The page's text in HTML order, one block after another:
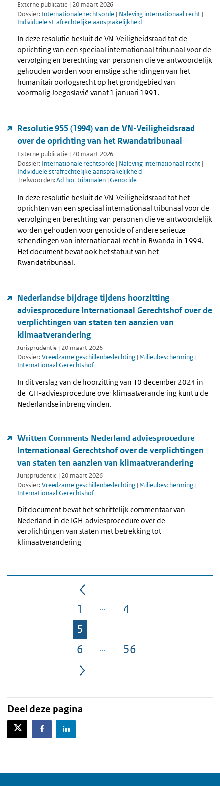
Externe publicatie | 20 maart 2026
Dossier: Internationale rechtsorde | Naleving internationaal recht |
Individuele strafrechtelijke aansprakelijkheid
In deze resolutie besluit de VN-Veiligheidsraad tot de
oprichting van een speciaal internationaal tribunaal voor de
vervolging en berechting van personen die verantwoordelijk
gehouden worden voor ernstige schendingen van het
humanitair oorlogsrecht op het grondgebied van
voormalig Joegoslavië vanaf 1 januari 1991.
Resolutie 955 (1994) van de VN-Veiligheidsraad
over de oprichting van het Rwandatribunaal
Externe publicatie | 20 maart 2026
Dossier: Internationale rechtsorde | Naleving internationaal recht |
Individuele strafrechtelijke aansprakelijkheid
Trefwoorden:Ad hoc tribunalen | Genocide
In deze resolutie besluit de VN-Veiligheidsraad tot het
oprichten van een speciaal internationaal tribunaal voor de
vervolging en berechting van personen die verantwoordelijk
worden gehouden voor genocide of andere serieuze
schendingen van internationaal recht in Rwanda in 1994.
Het document bevat ook het statuut van het
Rwandatribunaal.
Nederlandse bijdrage tijdens hoorzitting
adviesprocedure Internationaal Gerechtshof over de
verplichtingen van staten ten aanzien van
klimaatverandering
Jurisprudentie | 20 maart 2026
Dossier:Vreedzame geschillenbeslechting | Milieubescherming |
Internationaal Gerechtshof
In dit verslag van de hoorzitting van 10 december 2024 in
de IGH-adviesprocedure over klimaatverandering kunt u de
Nederlandse inbreng vinden.
Written Comments Nederland adviesprocedure
Internationaal Gerechtshof over de verplichtingen
van staten ten aanzien van klimaatverandering
Jurisprudentie | 20 maart 2026
Dossier:Vreedzame geschillenbeslechting | Milieubescherming |
Internationaal Gerechtshof
Dit document bevat het schriftelijk commentaar van
Nederland in de IGH-adviesprocedure over de
verplichtingen van staten met betrekking tot
klimaatverandering.
Pagina
1 Pagina
4
Pagina
5
Pagina
6 Pagina
56
Deel deze pagina
X-TwitterFacebookLinkedIn